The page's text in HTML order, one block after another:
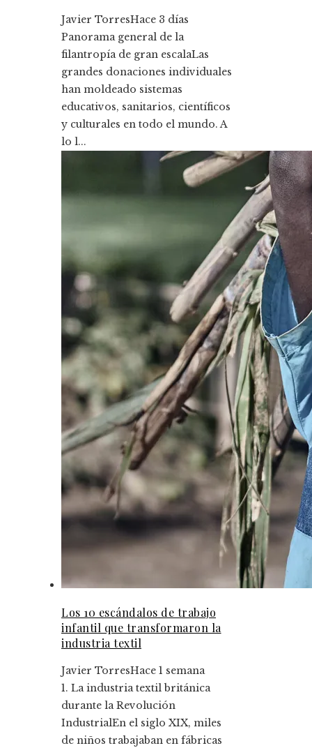
Javier TorresHace 3 días
Panorama general de la
filantropía de gran escalaLas
grandes donaciones individuales
han moldeado sistemas
educativos, sanitarios, científicos
y culturales en todo el mundo. A
lo l...
Los 10 escándalos de trabajo
infantil que transformaron la
industria textil
Javier TorresHace 1 semana
1. La industria textil británica
durante la Revolución
IndustrialEn el siglo XIX, miles
de niños trabajaban en fábricas